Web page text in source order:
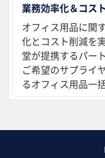
業務効率化＆コス
オフィス用品に関
化とコスト削減を
堂が提携するパー
ご希望のサプライ
るオフィス用品一